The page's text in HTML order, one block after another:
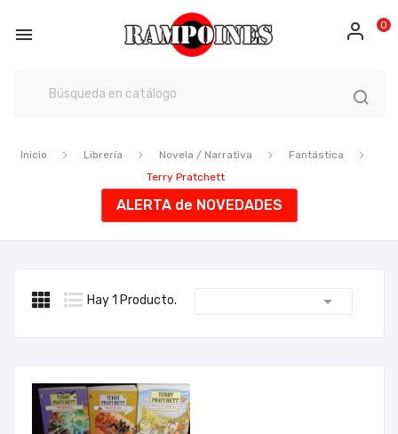
 0
Inicio Librería Novela / Narrativa
Fantástica
Terry Pratchett
ALERTA de NOVEDADES
Hay 1 Producto. 